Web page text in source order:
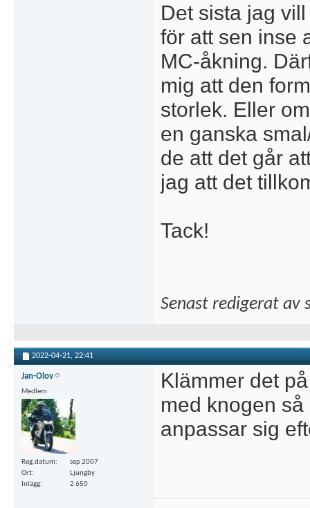
Det sista jag
för att sen inse
MC-åkning.
mig att den
storlek. Eller
en ganska
de att det går
jag att det
Tack!
Senast redigerat av
2022-04-21, 22:41
Jan-Olov
Medlem
Reg.datum
sep 2007
Ort
Ljungby
Inlägg
2 650
Klämmer det
med knogen
anpassar sig